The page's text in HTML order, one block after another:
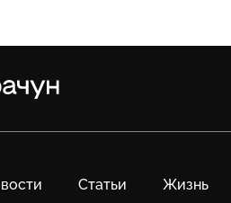
Статьи Жизнь